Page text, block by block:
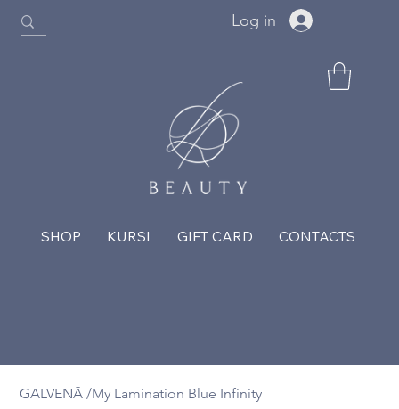
SHOP KURSI GIFT CARD CONTACTS
Log in
GALVENĀ /My Lamination Blue Infinity